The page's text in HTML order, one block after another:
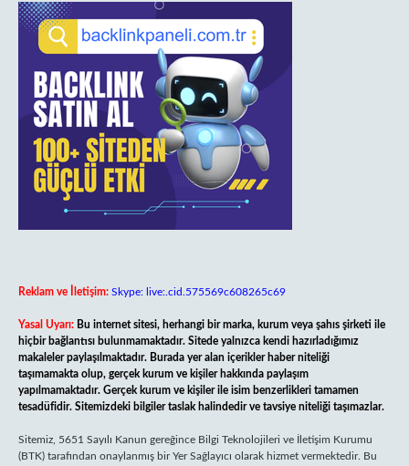
Reklam ve İletişim: Skype: live:.cid.575569c608265c69
Yasal Uyarı: Bu internet sitesi, herhangi bir marka, kurum veya şahıs şirketi ile
hiçbir bağlantısı bulunmamaktadır. Sitede yalnızca kendi hazırladığımız
makaleler paylaşılmaktadır. Burada yer alan içerikler haber niteliği
taşımamakta olup, gerçek kurum ve kişiler hakkında paylaşım
yapılmamaktadır. Gerçek kurum ve kişiler ile isim benzerlikleri tamamen
tesadüfidir. Sitemizdeki bilgiler taslak halindedir ve tavsiye niteliği taşımazlar.
Sitemiz, 5651 Sayılı Kanun gereğince Bilgi Teknolojileri ve İletişim Kurumu
(BTK) tarafından onaylanmış bir Yer Sağlayıcı olarak hizmet vermektedir. Bu